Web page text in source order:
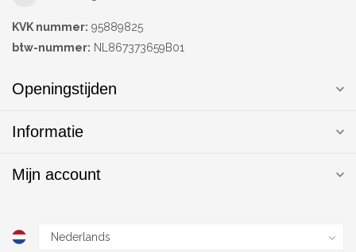
KVK nummer: 95889825
btw-nummer: NL867373659B01
Openingstijden
Informatie
Mijn account